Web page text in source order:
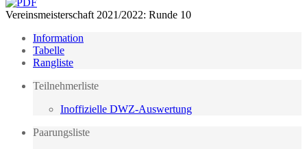
Vereinsmeisterschaft 2021/2022: Runde 10
Information
Tabelle
Rangliste
Teilnehmerliste
Inoffizielle DWZ-Auswertung
Paarungsliste